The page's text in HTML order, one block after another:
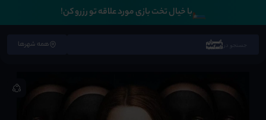
🛏️با خیال تخت بازی مورد علاقه تو رزرو کن!
همه شهرها